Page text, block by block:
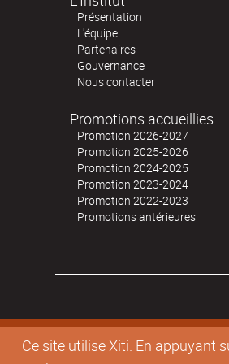
Ce site utilise Xiti. En appuyant
Présentation
L'équipe
Partenaires
Gouvernance
Nous contacter
Promotions accueillies
Promotion 2026-2027
Promotion 2025-2026
Promotion 2024-2025
Promotion 2023-2024
Promotion 2022-2023
Promotions antérieures